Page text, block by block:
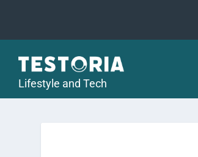
Lifestyle and Tech